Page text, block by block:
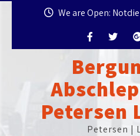
We are Open:
Petersen
Petersen |